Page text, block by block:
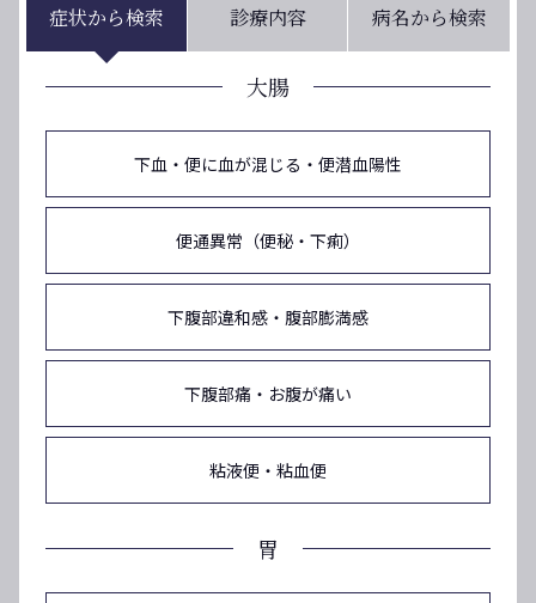
症状から検索 診療内容 病名から検索
大腸
下血・便に血が混じる・便潜血陽性
便通異常（便秘・下痢）
下腹部違和感・腹部膨満感
下腹部痛・お腹が痛い
粘液便・粘血便
胃